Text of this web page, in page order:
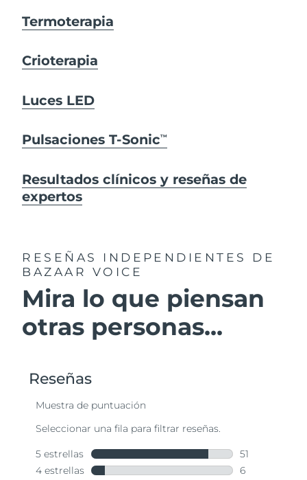
Termoterapia
Crioterapia
Luces LED
Pulsaciones T-SonicTM
Resultados clínicos y reseñas de
expertos
RESEÑAS INDEPENDIENTES
DE
BAZAAR VOICE
Mira lo que piensan
otras personas...